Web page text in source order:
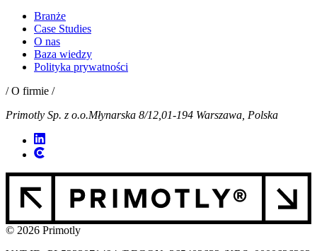
Branże
Case Studies
O nas
Baza wiedzy
Polityka prywatności
/ O firmie /
Primotly Sp. z o.o.Młynarska 8/12, 01-194 Warszawa, Polska
© 2026 Primotly